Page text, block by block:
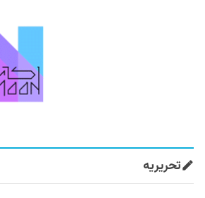
تحریریه